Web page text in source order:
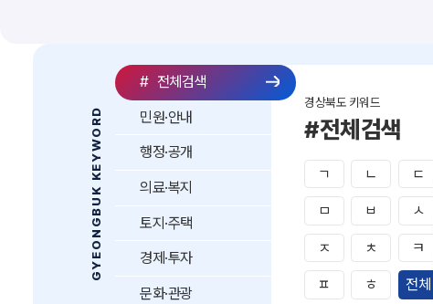
GYEONGBUK KEYWORD
# 전체검색
경상북도 키워드
#전체검색
ㄱ ㄴ ㄷ
ㅁ ㅂ ㅅ
ㅈ ㅊ ㅋ
ㅍ ㅎ 전체
민원·안내
행정·공개
의료·복지
토지·주택
경제·투자
문화·관광